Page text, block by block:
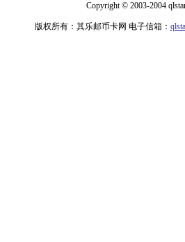
Copyright © 2003-2004
版权所有：其乐邮币卡网 电子信箱：